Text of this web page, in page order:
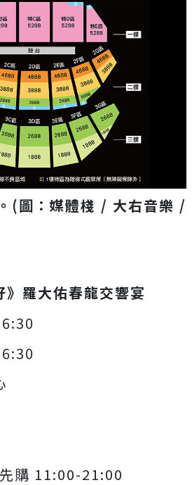
(圖：媒體棧 / 大右音樂 /
》羅大佑春龍交響宴
購 11:00-21:00